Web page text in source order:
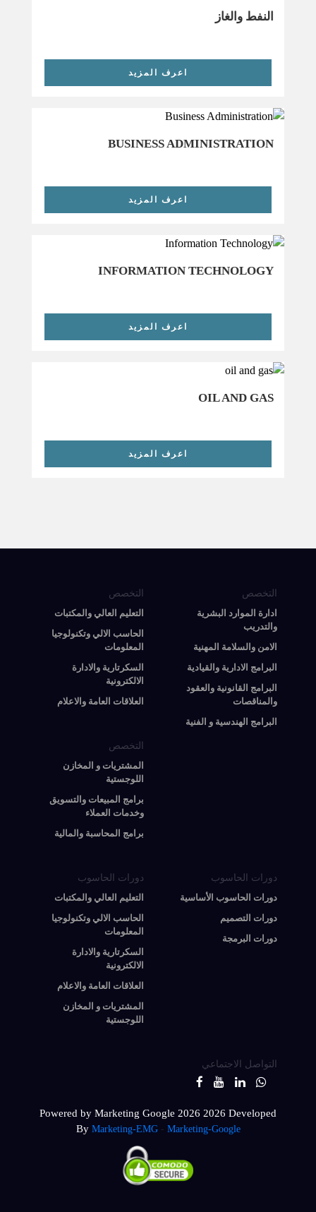
النفط والغاز
اعرف المزيد
BUSINESS ADMINISTRATION
اعرف المزيد
INFORMATION TECHNOLOGY
اعرف المزيد
OIL AND GAS
اعرف المزيد
التخصص
ادارة الموارد البشرية
والتدريب
الامن والسلامة المهنية
البرامج الادارية والقيادية
البرامج القانونية والعقود
والمناقصات
البرامج الهندسية و الفنية
التخصص
التعليم العالي والمكتبات
الحاسب الالي وتكنولوجيا
المعلومات
السكرتارية والادارة
الالكترونية
العلاقات العامة والاعلام
التخصص
المشتريات و المخازن
اللوجستية
برامج المبيعات والتسويق
وخدمات العملاء
برامج المحاسبة والمالية
دورات الحاسوب
دورات الحاسوب الأساسية
دورات التصميم
دورات البرمجة
دورات الحاسوب
التعليم العالي والمكتبات
الحاسب الالي وتكنولوجيا
المعلومات
السكرتارية والادارة
الالكترونية
العلاقات العامة والاعلام
المشتريات و المخازن
اللوجستية
التواصل الاجتماعي
Powered by Marketing Google 2026 2026 Developed
By Marketing-EMG- Marketing-Google